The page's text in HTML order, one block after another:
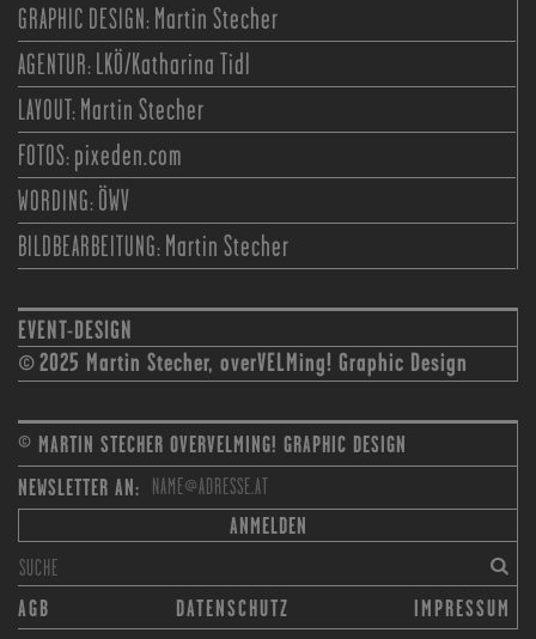
GRAPHIC DESIGN:Martin Stecher
AGENTUR:LKÖ/Katharina Tidl
LAYOUT:Martin Stecher
FOTOS:pixeden.com
WORDING:ÖWV
BILDBEARBEITUNG:Martin Stecher
EVENT-DESIGN
©2025 Martin Stecher, overVELMing! Graphic Design
© MARTIN STECHER OVERVELMING! GRAPHIC DESIGN
NEWSLETTER AN:
ANMELDEN
AGB DATENSCHUTZ IMPRESSUM